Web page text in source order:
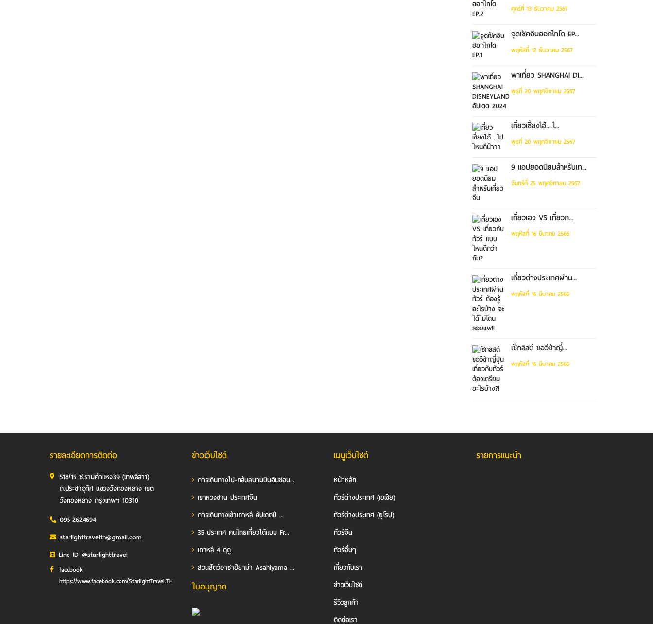
ศุกร์ที่ 13 ธันวาคม 2567
จุดเช็คอินฮอกไกโด EP...
พฤหัสที่ 12 ธันวาคม 2567
พาเที่ยว SHANGHAI DI...
พุธที่ 20 พฤศจิกายน 2567
เที่ยวเซี่ยงไฮ้....ไ...
พุธที่ 20 พฤศจิกายน 2567
9 แอปยอดนิยมสำหรับเท...
จันทร์ที่ 25 พฤศจิกายน 2567
เที่ยวเอง VS เที่ยวก...
พฤหัสที่ 16 มีนาคม 2566
เที่ยวต่างประเทศผ่าน...
พฤหัสที่ 16 มีนาคม 2566
เช็กลิสต์ ขอวีซ่าญี่...
พฤหัสที่ 16 มีนาคม 2566
รายละเอียดการติดต่อ
518/15 ซ.รามคำแหง39 (เทพลีลา1)
ถ.ประชาอุทิศ แขวงวังทองหลาง เขต
วังทองหลาง กรุงเทพฯ 10310
095-2624694
starlighttravelth@gmail.com
Line ID @starlighttravel
facebook
https://www.facebook.com/StarlightTravel.TH
ข่าวเว็บไซต์
การเดินทางไป-กลับสนามบินอินชอน...
เขาหวงซาน ประเทศจีน
การเดินทางเข้าเกาหลี อัปเดตปี ...
35 ประเทศ คนไทยเที่ยวได้แบบ Fr...
เกาหลี 4 ฤดู
สวนสัตว์อาซาฮิยาม่า Asahiyama ...
ใบอนุญาต
เมนูเว็บไซต์
หน้าหลัก
ทัวร์ต่างประเทศ (เอเชีย)
ทัวร์ต่างประเทศ (ยุโรป)
ทัวร์จีน
ทัวร์อื่นๆ
เกี่ยวกับเรา
ข่าวเว็บไซต์
รีวิวลูกค้า
ติดต่อเรา
รายการแนะนำ